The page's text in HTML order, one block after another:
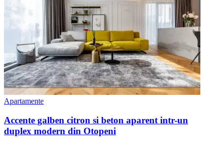
Apartamente
Accente galben citron si beton aparent intr-un
duplex modern din Otopeni